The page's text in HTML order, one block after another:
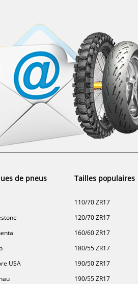
de pneus
USA
Tailles populaires
110/70 ZR17
120/70 ZR17
160/60 ZR17
180/55 ZR17
190/50 ZR17
190/55 ZR17